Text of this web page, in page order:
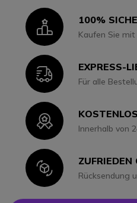
Icon100%
Kaufen Sie
IconEXPRESS-
Für alle
IconInnerhalb von
IconZUFRIEDEN
Rücksendung